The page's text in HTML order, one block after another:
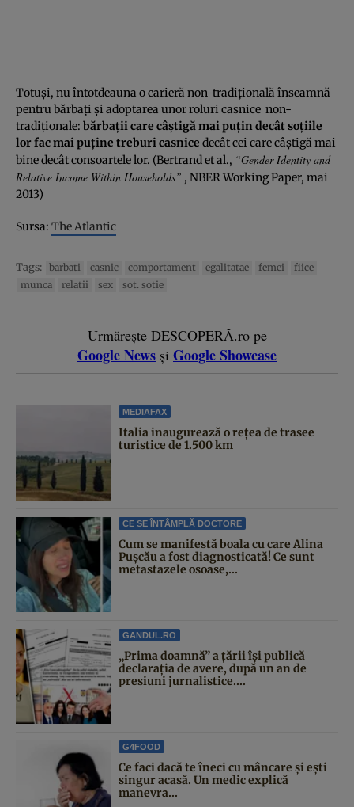
Totuşi, nu întotdeauna o carieră non-tradiţională înseamnă
pentru bărbaţi şi adoptarea unor roluri casnice non-
tradiţionale: bărbaţii care câştigă mai puţin decât soţiile
lor fac mai puţine treburi casnice decât cei care câştigă mai
bine decât consoartele lor. (Bertrand et al., “Gender Identity and
Relative Income Within Households” , NBER Working Paper, mai
2013)
Sursa: The Atlantic
Tags: barbati casnic comportament egalitatae femei
fiice
munca
relatii sex sot. sotie
Urmărește DESCOPERĂ.ro pe
Google News și Google Showcase
MEDIAFAX
Italia inaugurează o rețea de trasee
turistice de 1.500 km
CE SE ÎNTÂMPLĂ DOCTORE
Cum se manifestă boala cu care Alina
Pușcău a fost diagnosticată! Ce sunt
metastazele osoase,...
GANDUL.RO
„Prima doamnă” a țării își publică
declarația de avere, după un an de
presiuni jurnalistice....
G4FOOD
Ce faci dacă te îneci cu mâncare și ești
singur acasă. Un medic explică
manevra...